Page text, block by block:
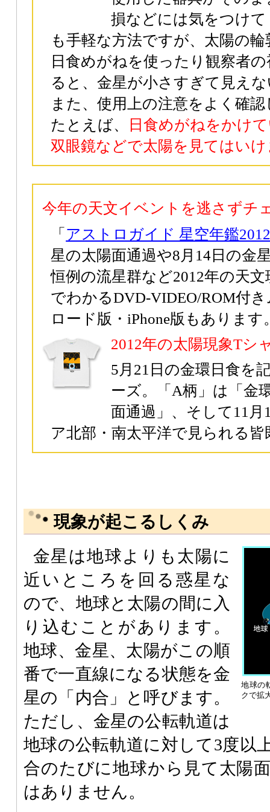
損などには気をつけ
も手軽な方法ですが、太陽の
日食めがねを使ったり観察者
ると、金星が小さすぎて見え
また、使用上の注意をよく確
たとえば、
日食めがねをかけ
双眼鏡などで太陽を見てはい
今年の天文イベントを逃さずチ
「 アストロガイド 星空年鑑
星の太陽面通過や8月14日の金
恒例の流星群など2012年の天
でわかるDVD-VIDEO/ROM付
ロード版・iPhone版もあります
2012年の太陽現象Tシ
5月21日の金環日食を
ーズ。「A柄」は「金
面通過」、そして11
ア北部・南太平洋で見られる
現象が起こるしくみ
地球の
クで拡
金星は地球よりも太陽に
近いところを回る惑星な
ので、地球と太陽の間に入
り込むことがあります。
地球、金星、太陽がこの順
番で一直線になる状態を金
星の「内合」と呼びます。
ただし、金星の公転軌道は
地球の公転軌道に対して3度以
合のたびに地球から見て太陽
はありません。